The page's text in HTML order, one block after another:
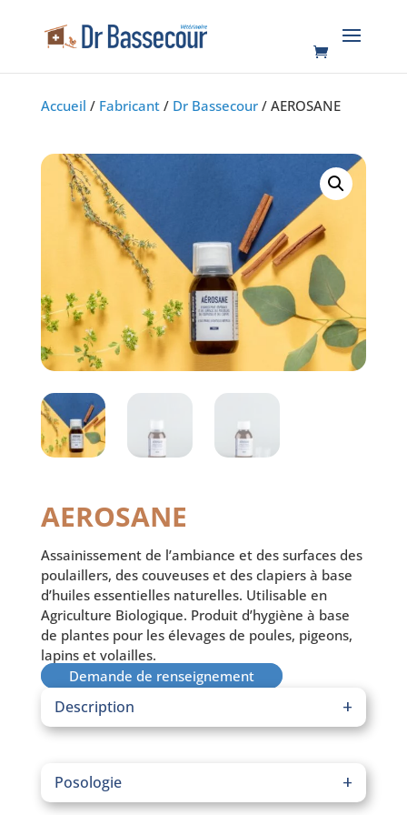
Accueil / Fabricant/ Dr Bassecour/ AEROSANE
AEROSANE
Assainissement de l’ambiance et des surfaces des
poulaillers, des couveuses et des clapiers à base
d’huiles essentielles naturelles. Utilisable en
Agriculture Biologique. Produit d’hygiène à base
de plantes pour les élevages de poules, pigeons,
lapins et volailles.
Demande de renseignement
Description
AÉROSANEpermet d’assainir l’ambiance en cas de
Posologie